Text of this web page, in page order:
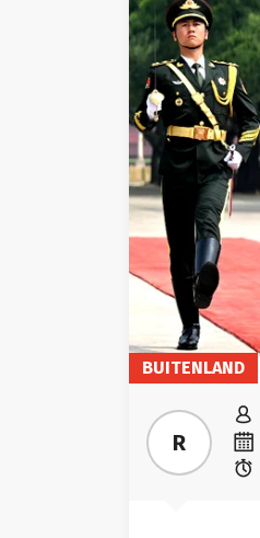
BUITENLAND
R


